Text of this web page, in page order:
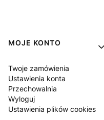
MOJE KONTO
Twoje zamówienia
Ustawienia konta
Przechowalnia
Wyloguj
Ustawienia plików cookies